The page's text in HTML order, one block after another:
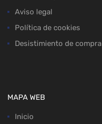
Aviso legal
Política de cookies
Desistimiento de compra
MAPA WEB
Inicio